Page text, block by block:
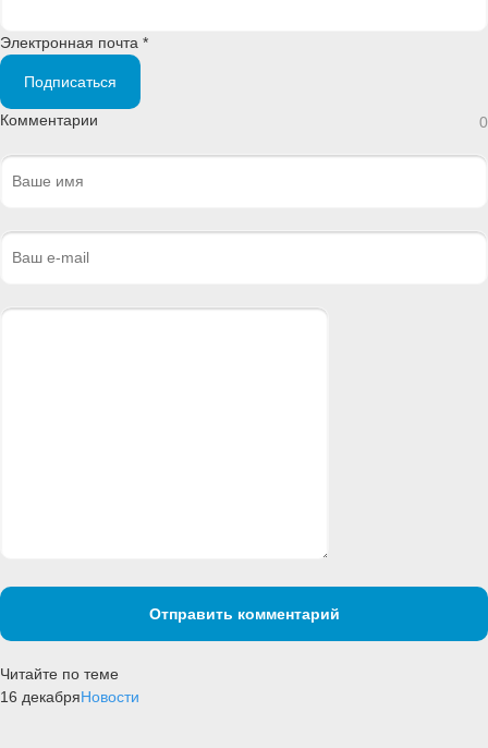
Электронная почта *
Подписаться
Комментарии 0
Отправить комментарий
Читайте по теме
16 декабряНовости